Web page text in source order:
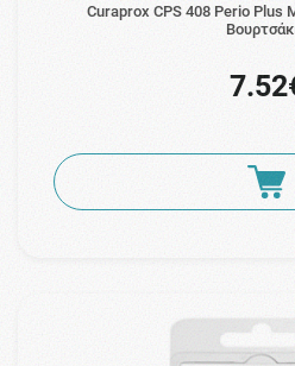
Curaprox CPS 408 Perio